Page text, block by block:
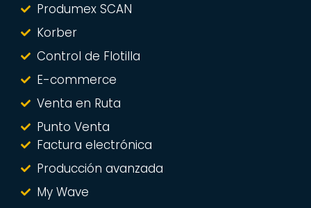
Produmex SCAN
Korber
Control de Flotilla
E-commerce
Venta en Ruta
Punto Venta
Factura electrónica
Producción avanzada
My Wave